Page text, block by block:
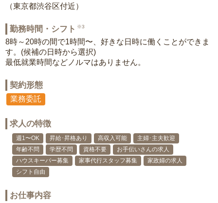
（東京都渋谷区付近）
勤務時間・シフト ※3
8時～20時の間で1時間〜、好きな日時に働くことができま
す。(候補の日時から選択)
最低就業時間などノルマはありません。
契約形態
業務委託
求人の特徴
週1〜OK 昇給･昇格あり 高収入可能
主婦･主夫歓迎
年齢不問
学歴不問 資格不要
お手伝いさんの求人
ハウスキーパー募集
家事代行スタッフ募集
家政婦の求人
シフト自由
お仕事内容